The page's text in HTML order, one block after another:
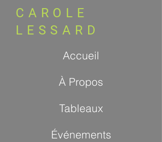
CAROLE
LESSARD
Accueil
À Propos
Tableaux
Événements